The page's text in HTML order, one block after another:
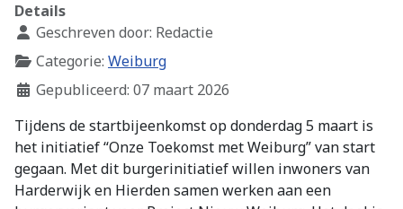
Details
Geschreven door: Redactie
Categorie: Weiburg
Gepubliceerd: 07 maart 2026
Tijdens de startbijeenkomst op donderdag 5 maart is
het initiatief “Onze Toekomst met Weiburg” van start
gegaan. Met dit burgerinitiatief willen inwoners van
Harderwijk en Hierden samen werken aan een